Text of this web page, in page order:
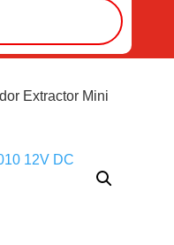
Extractor Mini